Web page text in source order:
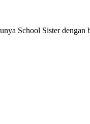
School Sister dengan